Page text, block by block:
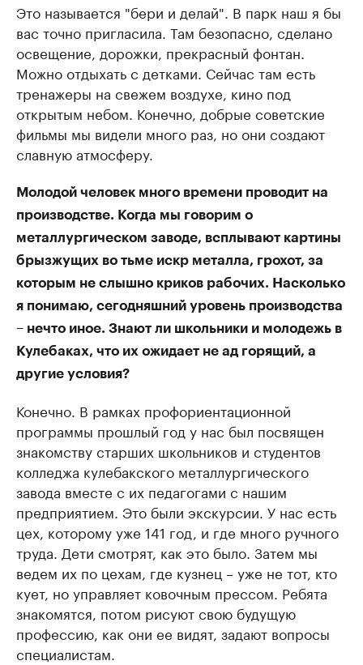
Это называется "бери и делай". В парк наш я бы
вас точно пригласила. Там безопасно, сделано
освещение, дорожки, прекрасный фонтан.
Можно отдыхать с детками. Сейчас там есть
тренажеры на свежем воздухе, кино под
открытым небом. Конечно, добрые советские
фильмы мы видели много раз, но они создают
славную атмосферу.
Молодой человек много времени проводит на
производстве. Когда мы говорим о
металлургическом заводе, всплывают картины
брызжущих во тьме искр металла, грохот, за
которым не слышно криков рабочих. Насколько
я понимаю, сегодняшний уровень производства
– нечто иное. Знают ли школьники и молодежь в
Кулебаках, что их ожидает не ад горящий, а
другие условия?
Конечно. В рамках профориентационной
программы прошлый год у нас был посвящен
знакомству старших школьников и студентов
колледжа кулебакского металлургического
завода вместе с их педагогами с нашим
предприятием. Это были экскурсии. У нас есть
цех, которому уже 141 год, и где много ручного
труда. Дети смотрят, как это было. Затем мы
ведем их по цехам, где кузнец – уже не тот, кто
кует, но управляет ковочным прессом. Ребята
знакомятся, потом рисуют свою будущую
профессию, как они ее видят, задают вопросы
специалистам.